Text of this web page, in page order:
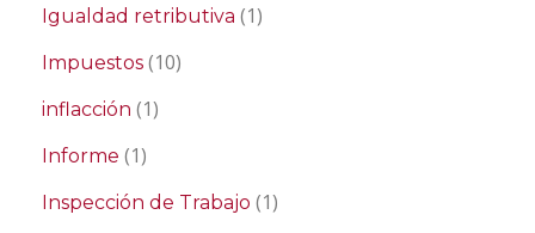
Igualdad retributiva (1)
Impuestos (10)
inflacción (1)
Informe (1)
Inspección de Trabajo (1)